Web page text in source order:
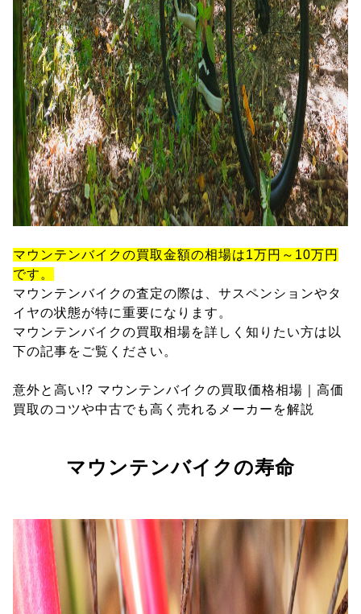
マウンテンバイクの買取金額の相場は1万円～10万円
です。
マウンテンバイクの査定の際は、サスペンションやタ
イヤの状態が特に重要になります。
マウンテンバイクの買取相場を詳しく知りたい方は以
下の記事をご覧ください。
意外と高い!? マウンテンバイクの買取価格相場｜高価
買取のコツや中古でも高く売れるメーカーを解説
マウンテンバイクの寿命